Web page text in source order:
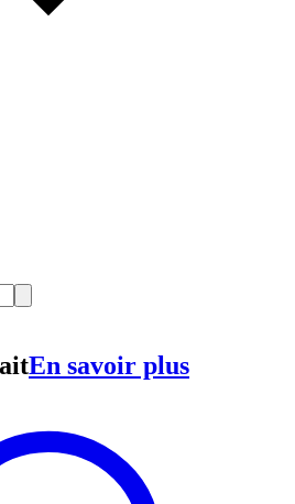
En savoir plus